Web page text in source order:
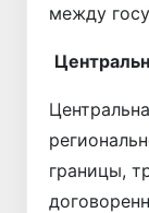
между
границы,